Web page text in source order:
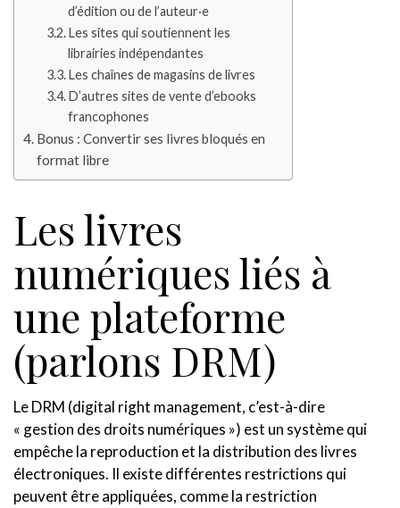
d’édition ou de l’auteur·e
Les sites qui soutiennent les
librairies indépendantes
Les chaînes de magasins de livres
D’autres sites de vente d’ebooks
francophones
Bonus : Convertir ses livres bloqués en
format libre
Les livres
numériques liés à
une plateforme
(parlons DRM)
Le DRM (digital right management, c’est-à-dire
« gestion des droits numériques ») est un système qui
empêche la reproduction et la distribution des livres
électroniques. Il existe différentes restrictions qui
peuvent être appliquées, comme la restriction